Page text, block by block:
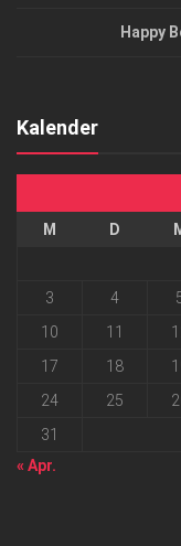
Happy
Kalender
M D
3
4
10
11
17
18
24
25
31
« Apr.